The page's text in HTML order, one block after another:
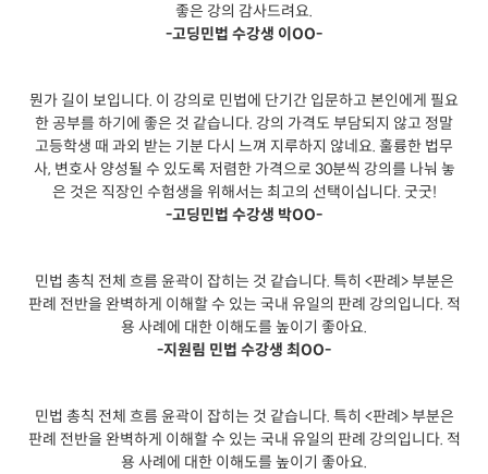
좋은 강의 감사드려요.
-고딩민법 수강생 이OO-
뭔가 길이 보입니다. 이 강의로 민법에 단기간 입문하고 본인에게 필요
한 공부를 하기에 좋은 것 같습니다. 강의 가격도 부담되지 않고 정말
고등학생 때 과외 받는 기분 다시 느껴 지루하지 않네요. 훌륭한 법무
사, 변호사 양성될 수 있도록 저렴한 가격으로 30분씩 강의를 나눠 놓
은 것은 직장인 수험생을 위해서는 최고의 선택이십니다. 굿굿!
-고딩민법 수강생 박OO-
민법 총칙 전체 흐름 윤곽이 잡히는 것 같습니다. 특히 <판례> 부분은
판례 전반을 완벽하게 이해할 수 있는 국내 유일의 판례 강의입니다. 적
용 사례에 대한 이해도를 높이기 좋아요.
-지원림 민법 수강생 최OO-
민법 총칙 전체 흐름 윤곽이 잡히는 것 같습니다. 특히 <판례> 부분은
판례 전반을 완벽하게 이해할 수 있는 국내 유일의 판례 강의입니다. 적
용 사례에 대한 이해도를 높이기 좋아요.